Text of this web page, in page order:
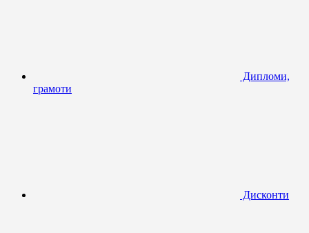
Дипломи,
грамоти
Дисконти